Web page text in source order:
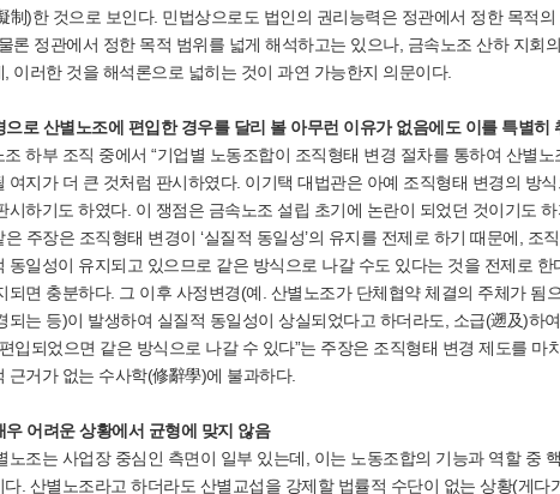
制)한 것으로 보인다. 민법상으로도 법인의 권리능력은 정관에서 정한 목적
론 정관에서 정한 목적 범위를 넓게 해석하고는 있으나, 금속노조 산하 지회
이러한 것을 해석론으로 넓히는 것이 과연 가능한지 의문이다.
으로 산별노조에 편입한 경우를 달리 볼 아무런 이유가 없음에도 이를 특별히
하부 조직 중에서 “기업별 노동조합이 조직형태 변경 절차를 통하여 산별
여지가 더 큰 것처럼 판시하였다. 이기택 대법관은 아예 조직형태 변경의 방
시하기도 하였다. 이 쟁점은 금속노조 설립 초기에 논란이 되었던 것이기도
은 주장은 조직형태 변경이 ‘실질적 동일성’의 유지를 전제로 하기 때문에, 조
동일성이 유지되고 있으므로 같은 방식으로 나갈 수도 있다는 것을 전제로
되면 충분하다. 그 이후 사정변경(예. 산별노조가 단체협약 체결의 주체가 됨
되는 등)이 발생하여 실질적 동일성이 상실되었다고 하더라도, 소급(遡及)하
입되었으면 같은 방식으로 나갈 수 있다”는 주장은 조직형태 변경 제도를
근거가 없는 수사학(修辭學)에 불과하다.
우 어려운 상황에서 균형에 맞지 않음
노조는 사업장 중심인 측면이 일부 있는데, 이는 노동조합의 기능과 역할 중
다. 산별노조라고 하더라도 산별교섭을 강제할 법률적 수단이 없는 상황(게다